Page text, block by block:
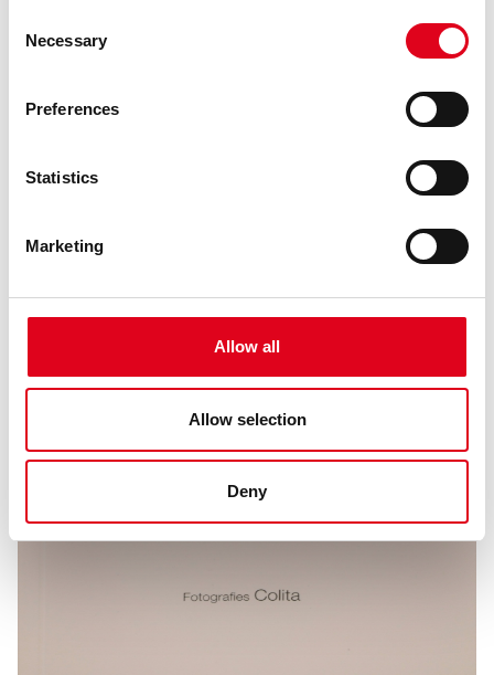
Selection
Necessary
Preferences
Statistics
Marketing
Allow all
Allow selection
Deny